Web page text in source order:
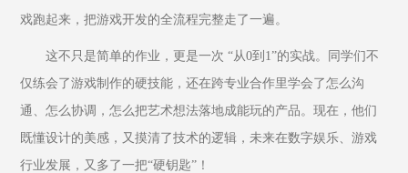
戏跑起来，把游戏开发的全流程完整走了一遍。
这不只是简单的作业，更是一次 “从0到1”的实战。同学们不
仅练会了游戏制作的硬技能，还在跨专业合作里学会了怎么沟
通、怎么协调，怎么把艺术想法落地成能玩的产品。现在，他们
既懂设计的美感，又摸清了技术的逻辑，未来在数字娱乐、游戏
行业发展，又多了一把“硬钥匙”！